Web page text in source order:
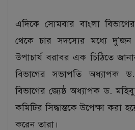
এদিকে সোমবার বাংলা
থেকে চার সদস্যের মধ্যে
উপাচার্য বরাবর এক চিঠিতে
বিভাগের সভাপতি অধ্যাপক
বিভাগের জ্যেষ্ঠ অধ্যাপক ড.
কমিটির সিদ্ধান্তকে উপেক্ষা করা
করেন তারা।